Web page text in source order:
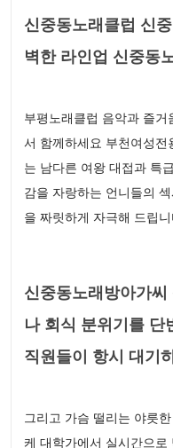
신중동노래클럽 신
벽한 라인업 신중동
부평노래클럽 음악과 즐
서 함께하세요 부천여성전
는 남다른 여왕 대접과 특
감을 자랑하는 언니들의
을 짜릿하게 자극해 드립
신중동노래방아가
나 회식 분위기를 단
직원들이 항시 대기
그리고 가슴 떨리는 야릇
케 대학가에서 실시간으